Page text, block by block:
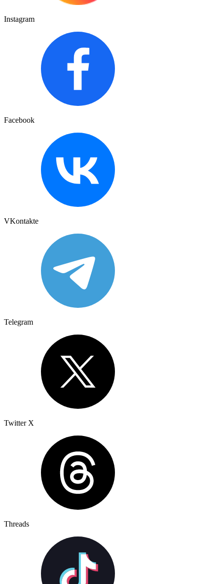
Instagram
Facebook
VKontakte
Telegram
Twitter X
Threads